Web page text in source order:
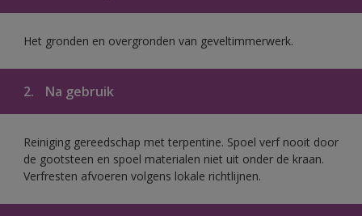
Het gronden en overgronden van geveltimmerwerk.
2. Na gebruik
Reiniging gereedschap met terpentine. Spoel verf nooit door
de gootsteen en spoel materialen niet uit onder de kraan.
Verfresten afvoeren volgens lokale richtlijnen.